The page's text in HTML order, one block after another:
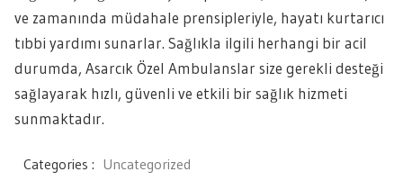
ve zamanında müdahale prensipleriyle, hayatı kurtarıcı
tıbbi yardımı sunarlar. Sağlıkla ilgili herhangi bir acil
durumda, Asarcık Özel Ambulanslar size gerekli desteği
sağlayarak hızlı, güvenli ve etkili bir sağlık hizmeti
sunmaktadır.
Categories : Uncategorized